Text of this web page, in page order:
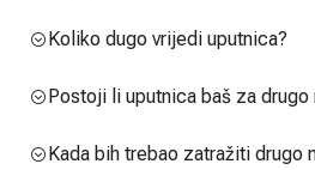
Koliko dugo vrijedi uputnica?
Postoji li uputnica baš za
Kada bih trebao zatražiti drugo